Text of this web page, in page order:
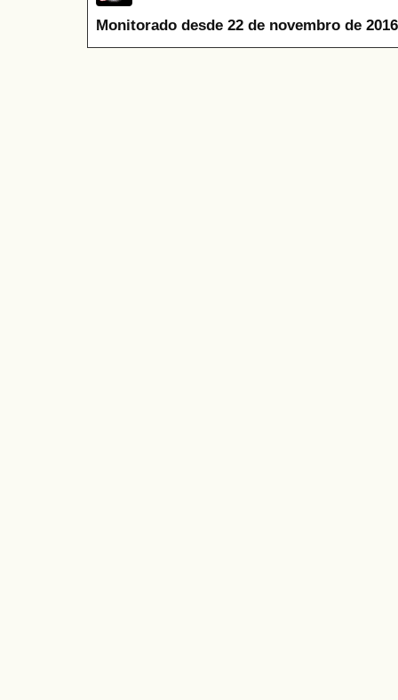
Monitorado desde 22 de novembro de